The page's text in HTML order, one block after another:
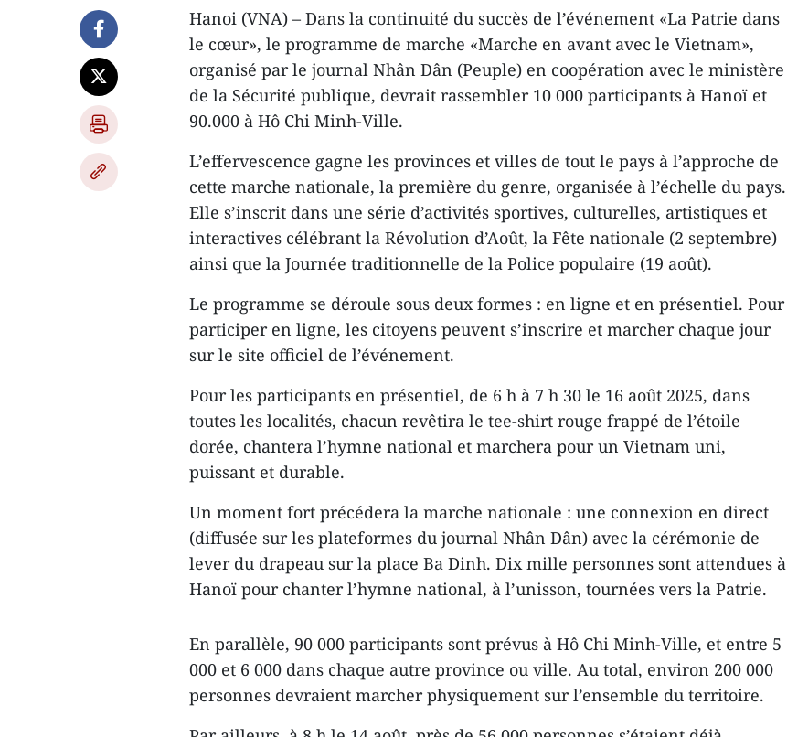
Hanoi (VNA) – Dans la continuité du succès de l’événement «La Patrie dans
le cœur», le programme de marche «Marche en avant avec le Vietnam»,
organisé par le journal Nhân Dân (Peuple) en coopération avec le ministère
de la Sécurité publique, devrait rassembler 10 000 participants à Hanoï et
90.000 à Hô Chi Minh-Ville.
L’effervescence gagne les provinces et villes de tout le pays à l’approche de
cette marche nationale, la première du genre, organisée à l’échelle du pays.
Elle s’inscrit dans une série d’activités sportives, culturelles, artistiques et
interactives célébrant la Révolution d’Août, la Fête nationale (2 septembre)
ainsi que la Journée traditionnelle de la Police populaire (19 août).
Le programme se déroule sous deux formes : en ligne et en présentiel. Pour
participer en ligne, les citoyens peuvent s’inscrire et marcher chaque jour
sur le site officiel de l’événement.
Pour les participants en présentiel, de 6 h à 7 h 30 le 16 août 2025, dans
toutes les localités, chacun revêtira le tee-shirt rouge frappé de l’étoile
dorée, chantera l’hymne national et marchera pour un Vietnam uni,
puissant et durable.
Un moment fort précédera la marche nationale : une connexion en direct
(diffusée sur les plateformes du journal Nhân Dân) avec la cérémonie de
lever du drapeau sur la place Ba Dinh. Dix mille personnes sont attendues à
Hanoï pour chanter l’hymne national, à l’unisson, tournées vers la Patrie.
En parallèle, 90 000 participants sont prévus à Hô Chi Minh-Ville, et entre 5
000 et 6 000 dans chaque autre province ou ville. Au total, environ 200 000
personnes devraient marcher physiquement sur l’ensemble du territoire.